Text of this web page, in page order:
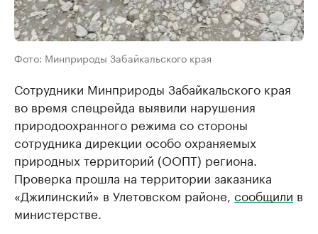
Фото: Минприроды Забайкальского края
Сотрудники Минприроды Забайкальского края
во время спецрейда выявили нарушения
природоохранного режима со стороны
сотрудника дирекции особо охраняемых
природных территорий (ООПТ) региона.
Проверка прошла на территории заказника
«Джилинский» в Улетовском районе, сообщили в
министерстве.